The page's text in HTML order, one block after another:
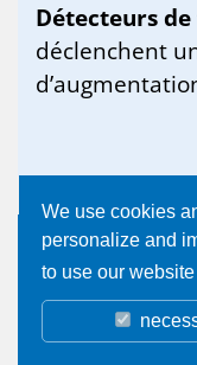
We use cookies
personalize and
to use our
Détecteurs
déclenchent